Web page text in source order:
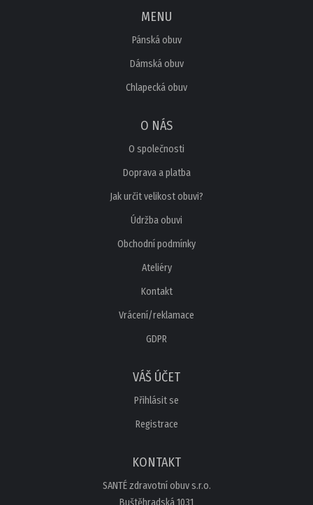
MENU
Pánská obuv
Dámská obuv
Chlapecká obuv
O NÁS
O společnosti
Doprava a platba
Jak určit velikost obuvi?
Údržba obuvi
Obchodní podmínky
Ateliéry
Kontakt
Vrácení/reklamace
GDPR
VÁŠ ÚČET
Přihlásit se
Registrace
KONTAKT
SANTÉ zdravotní obuv s.r.o.